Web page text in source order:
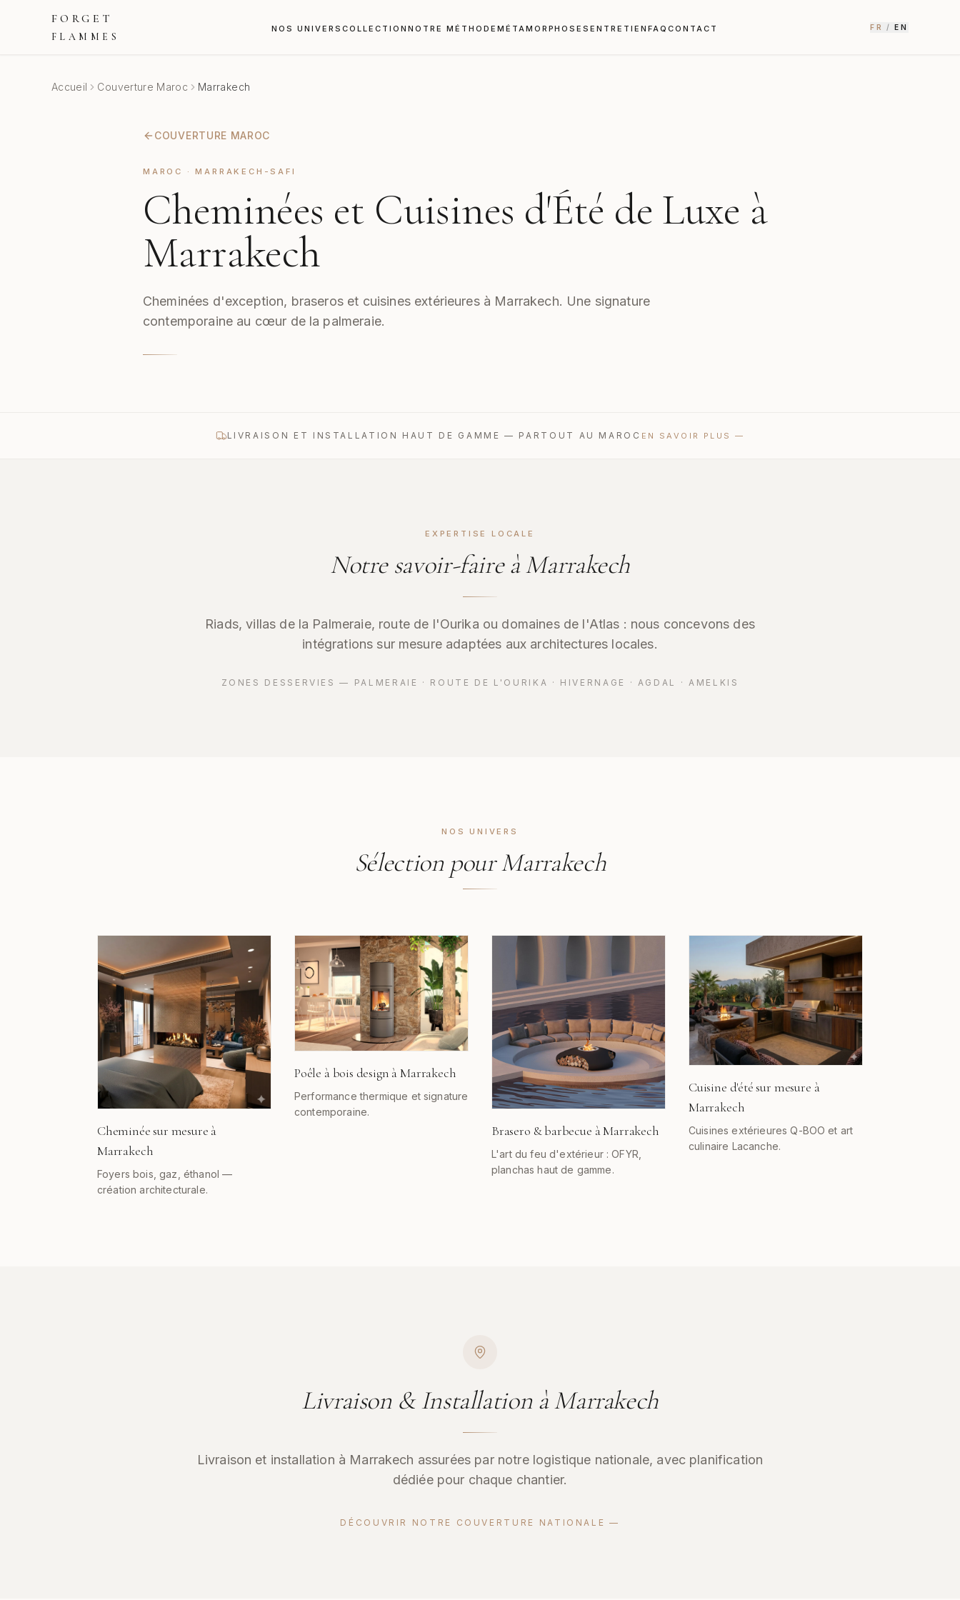
FORGET
FLAMMES
NOS UNIVERSCOLLECTION NOTRE MÉTHODE MÉTAMORPHOSESENTRETIENFAQCONTACT FR / EN
Accueil Couverture Maroc Marrakech
COUVERTURE MAROC
MAROC · MARRAKECH-SAFI
Cheminées et Cuisines d'Été de Luxe à
Marrakech
Cheminées d'exception, braseros et cuisines extérieures à Marrakech. Une signature
contemporaine au cœur de la palmeraie.
LIVRAISON ET INSTALLATION HAUT DE GAMME — PARTOUT AU MAROC EN SAVOIR PLUS —
EXPERTISE LOCALE
Notre savoir-faire à Marrakech
Riads, villas de la Palmeraie, route de l'Ourika ou domaines de l'Atlas : nous concevons des
intégrations sur mesure adaptées aux architectures locales.
ZONES DESSERVIES — PALMERAIE · ROUTE DE L'OURIKA · HIVERNAGE · AGDAL · AMELKIS
NOS UNIVERS
Sélection pour Marrakech
Cheminée sur mesure à
Marrakech
Foyers bois, gaz, éthanol —
création architecturale.
Poêle à bois design à Marrakech
Performance thermique et signature
contemporaine.
Brasero & barbecue à Marrakech
L'art du feu d'extérieur : OFYR,
planchas haut de gamme.
Cuisine d'été sur mesure à
Marrakech
Cuisines extérieures Q-BOO et art
culinaire Lacanche.
Livraison & Installation à Marrakech
Livraison et installation à Marrakech assurées par notre logistique nationale, avec planification
dédiée pour chaque chantier.
DÉCOUVRIR NOTRE COUVERTURE NATIONALE —